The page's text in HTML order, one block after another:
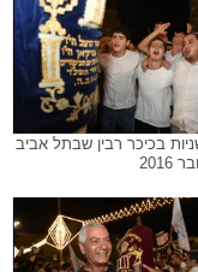
בכיכר רבין שבתל אביב